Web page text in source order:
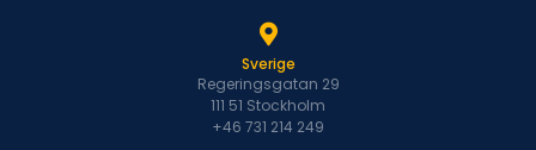
Sverige
Regeringsgatan 29
111 51 Stockholm
+46 731 214 249